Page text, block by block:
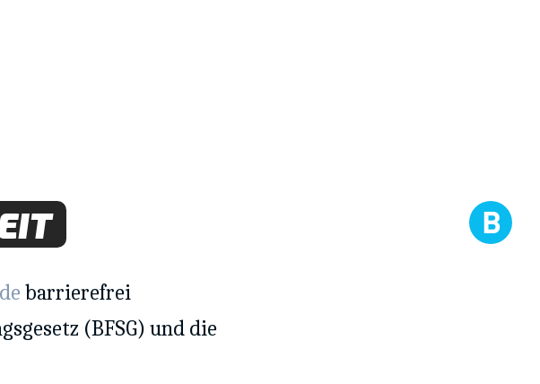
barrierefrei
(BFSG) und die